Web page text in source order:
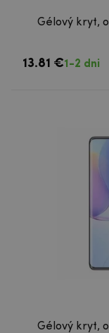
Gélový kryt,
13.81 €1-2 dni
Gélový kryt,